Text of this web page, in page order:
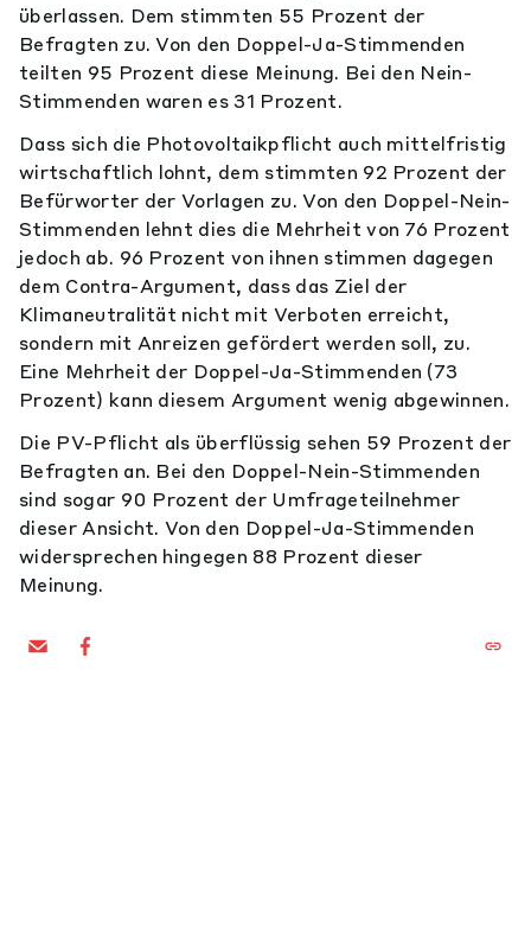
überlassen. Dem stimmten 55 Prozent der
Befragten zu. Von den Doppel-Ja-Stimmenden
teilten 95 Prozent diese Meinung. Bei den Nein-
Stimmenden waren es 31 Prozent.
Dass sich die Photovoltaikpflicht auch mittelfristig
wirtschaftlich lohnt, dem stimmten 92 Prozent der
Befürworter der Vorlagen zu. Von den Doppel-Nein-
Stimmenden lehnt dies die Mehrheit von 76 Prozent
jedoch ab. 96 Prozent von ihnen stimmen dagegen
dem Contra-Argument, dass das Ziel der
Klimaneutralität nicht mit Verboten erreicht,
sondern mit Anreizen gefördert werden soll, zu.
Eine Mehrheit der Doppel-Ja-Stimmenden (73
Prozent) kann diesem Argument wenig abgewinnen.
Die PV-Pflicht als überflüssig sehen 59 Prozent der
Befragten an. Bei den Doppel-Nein-Stimmenden
sind sogar 90 Prozent der Umfrageteilnehmer
dieser Ansicht. Von den Doppel-Ja-Stimmenden
widersprechen hingegen 88 Prozent dieser
Meinung.